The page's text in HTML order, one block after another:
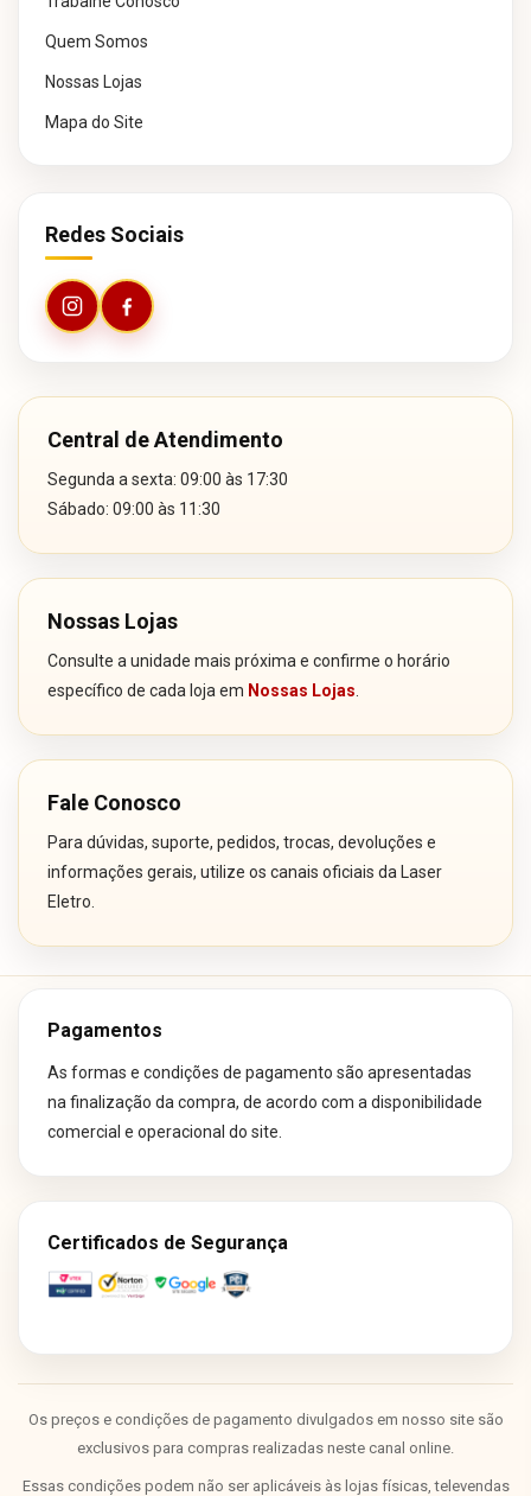
Quem Somos
Nossas Lojas
Mapa do Site
Redes Sociais
Central de Atendimento
Segunda a sexta: 09:00 às 17:30
Sábado: 09:00 às 11:30
Nossas Lojas
Consulte a unidade mais próxima e confirme o horário
específico de cada loja em Nossas Lojas
Fale Conosco
Para dúvidas, suporte, pedidos, trocas, devoluções e
informações gerais, utilize os canais oficiais da Laser
Eletro.
Pagamentos
As formas e condições de pagamento são apresentadas
na finalização da compra, de acordo com a disponibilidade
comercial e operacional do site.
Certificados de Segurança
Os preços e condições de pagamento divulgados em nosso site são
exclusivos para compras realizadas neste canal online.
Essas condições podem não ser aplicáveis às lojas físicas, televendas